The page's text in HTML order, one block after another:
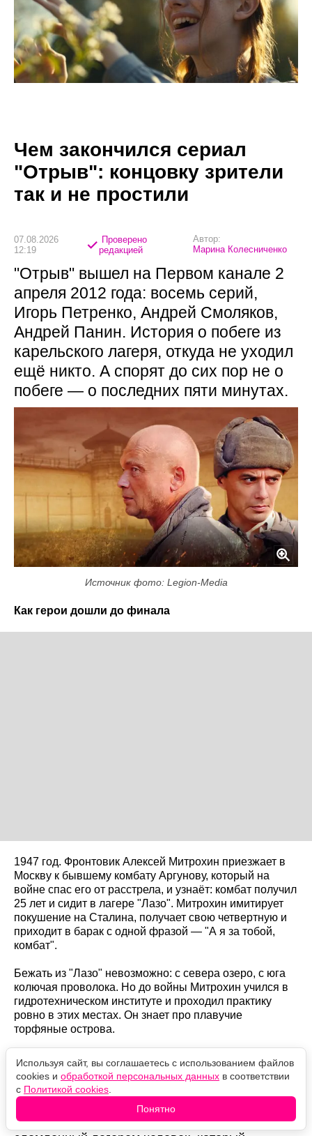
Чем закончился сериал
"Отрыв": концовку зрители
так и не простили
07.08.2026
12:19
Проверено
редакцией
Автор:
Марина Колесниченко
"Отрыв" вышел на Первом канале 2
апреля 2012 года: восемь серий,
Игорь Петренко, Андрей Смоляков,
Андрей Панин. История о побеге из
карельского лагеря, откуда не уходил
ещё никто. А спорят до сих пор не о
побеге — о последних пяти минутах.
Источник фото: Legion-Media
Как герои дошли до финала
1947 год. Фронтовик Алексей Митрохин приезжает в
Москву к бывшему комбату Аргунову, который на
войне спас его от расстрела, и узнаёт: комбат получил
25 лет и сидит в лагере "Лазо". Митрохин имитирует
покушение на Сталина, получает свою четвертную и
приходит в барак с одной фразой — "А я за тобой,
комбат".
Бежать из "Лазо" невозможно: с севера озеро, с юга
колючая проволока. Но до войны Митрохин учился в
гидротехническом институте и проходил практику
ровно в этих местах. Он знает про плавучие
торфяные острова.
Алексей Митрохин (Игорь Петренко)— на
самом деле лейтенант Гранин, которому
Аргунов на фронте выправил чужие документы.
Комбат Аргунов (Андрей Смоляков)—
Используя сайт, вы соглашаетесь с использованием файлов
cookies и обработкой персональных данных в соответствии
с Политикой cookies
Понятно